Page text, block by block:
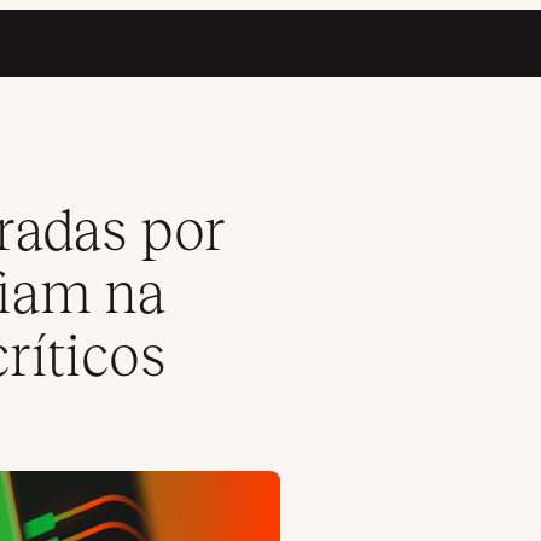
para projetos críticos
por
na